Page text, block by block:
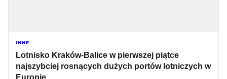
INNE
Lotnisko Kraków-Balice w pierwszej piątce
najszybciej rosnących dużych portów lotniczych w
Europie